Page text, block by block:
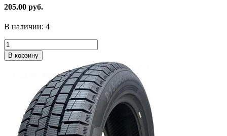
205.00 руб.
В наличии: 4
В корзину